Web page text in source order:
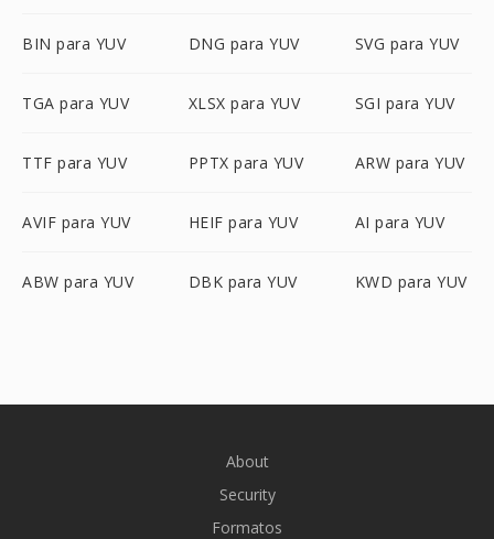
BIN para YUV DNG para YUV SVG para YUV
TGA para YUV XLSX para YUV SGI para YUV
TTF para YUV PPTX para YUV ARW para YUV
AVIF para YUV HEIF para YUV AI para YUV
ABW para YUV DBK para YUV KWD para YUV
About
Security
Formatos